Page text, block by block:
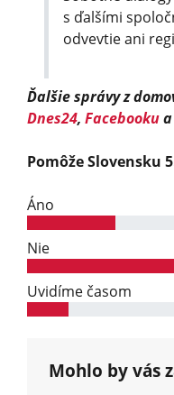
s ďalšími
odvevtie ani
Ďalšie správy z
Dnes24, Facebookua
Pomôže Slovensku
Áno
Nie
Uvidíme časom
Mohlo by vás